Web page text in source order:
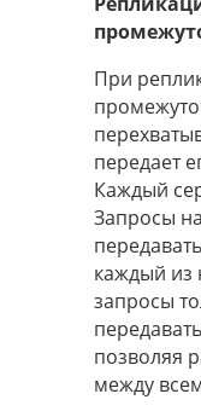
При
передает
Каждый
Запросы
каждый из
запросы
позволяя
между